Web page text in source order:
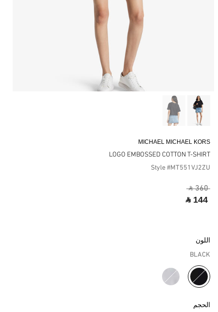
MICHAEL MICHAEL KORS
LOGO EMBOSSED COTTON T-SHIRT
Style #MT551VJ2ZU
‎ ⃁ 360 ‎
‎ ⃁ 144 ‎
اللون
BLACK
مختار
الحجم